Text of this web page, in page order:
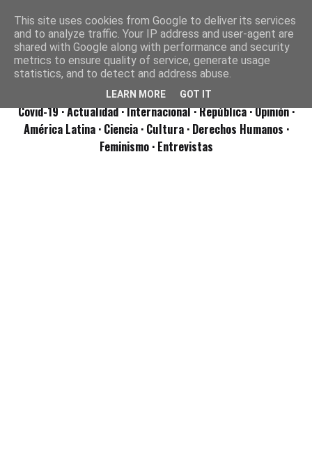
Covid-19· Actualidad· Internacional· República· Opinión·
América Latina · Ciencia · Cultura · Derechos Humanos ·
Feminismo · Entrevistas
This site uses cookies from Google to deliver its services
and to analyze traffic. Your IP address and user-agent are
shared with Google along with performance and security
metrics to ensure quality of service, generate usage
statistics, and to detect and address abuse.
LEARN MORE GOT IT